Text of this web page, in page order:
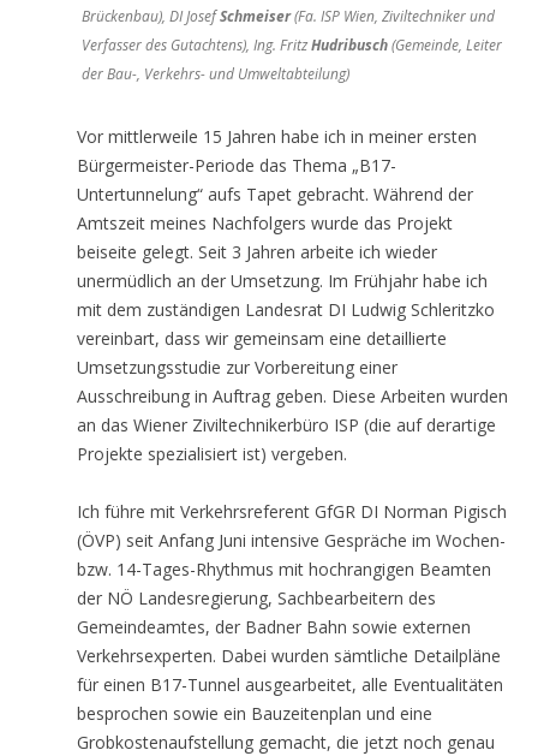
Brückenbau), DI JosefSchmeiser(Fa. ISP Wien, Ziviltechniker und
Verfasser des Gutachtens), Ing. FritzHudribusch(Gemeinde, Leiter
der Bau-, Verkehrs- und Umweltabteilung)
Vor mittlerweile 15 Jahren habe ich in meiner ersten
Bürgermeister-Periode das Thema „B17-
Untertunnelung“ aufs Tapet gebracht. Während der
Amtszeit meines Nachfolgers wurde das Projekt
beiseite gelegt. Seit 3 Jahren arbeite ich wieder
unermüdlich an der Umsetzung. Im Frühjahr habe ich
mit dem zuständigen Landesrat DI Ludwig Schleritzko
vereinbart, dass wir gemeinsam eine detaillierte
Umsetzungsstudie zur Vorbereitung einer
Ausschreibung in Auftrag geben. Diese Arbeiten wurden
an das Wiener Ziviltechnikerbüro ISP (die auf derartige
Projekte spezialisiert ist) vergeben.
Ich führe mit Verkehrsreferent GfGR DI Norman Pigisch
(ÖVP) seit Anfang Juni intensive Gespräche im Wochen-
bzw. 14-Tages-Rhythmus mit hochrangigen Beamten
der NÖ Landesregierung, Sachbearbeitern des
Gemeindeamtes, der Badner Bahn sowie externen
Verkehrsexperten. Dabei wurden sämtliche Detailpläne
für einen B17-Tunnel ausgearbeitet, alle Eventualitäten
besprochen sowie ein Bauzeitenplan und eine
Grobkostenaufstellung gemacht, die jetzt noch genau